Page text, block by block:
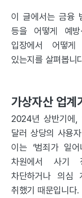
이 글에서는 금융
등을 어떻게 예
입장에서 어떻
있는지를 살펴봅니
가상자산 업계
2024년 상반기에,
달러 상당의 사용
이는 ‘범죄가 일
차원에서 사기
차단하거나 의심
취했기 때문입니다.